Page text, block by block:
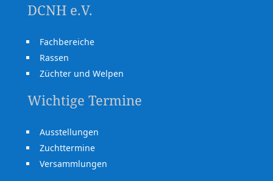
DCNH e.V.
Fachbereiche
Rassen
Züchter und Welpen
Wichtige Termine
Ausstellungen
Zuchttermine
Versammlungen